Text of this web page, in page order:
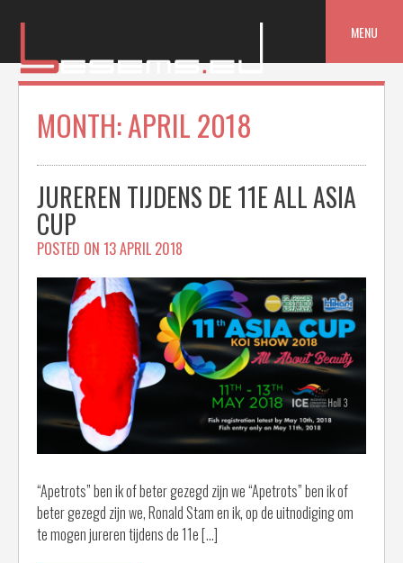
MENU
MONTH:APRIL 2018
JUREREN TIJDENS DE 11E ALL ASIA
CUP
POSTED ON 13 APRIL 2018
“Apetrots” ben ik of beter gezegd zijn we “Apetrots” ben ik of
beter gezegd zijn we, Ronald Stam en ik, op de uitnodiging om
te mogen jureren tijdens de 11e […]